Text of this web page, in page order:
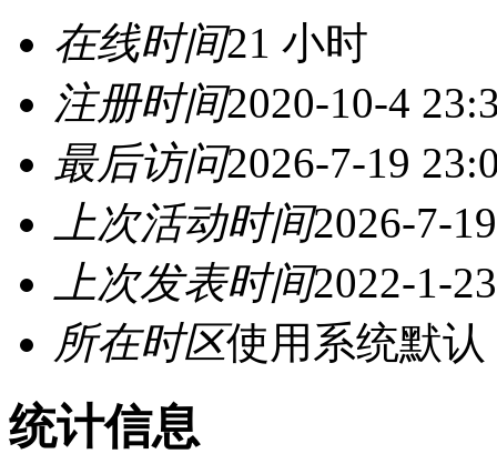
在线时间21 小时
注册时间2020-10-4
最后访问2026-7-19
上次活动时间2026-7-
上次发表时间2022-1-
所在时区使用系统默认
统计信息